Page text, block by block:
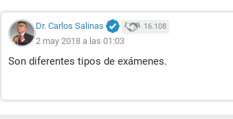
Dr. Carlos Salinas 16.108
2 may 2018 a las 01:03
Son diferentes tipos de exámenes.